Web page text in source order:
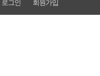
로그인 회원가입